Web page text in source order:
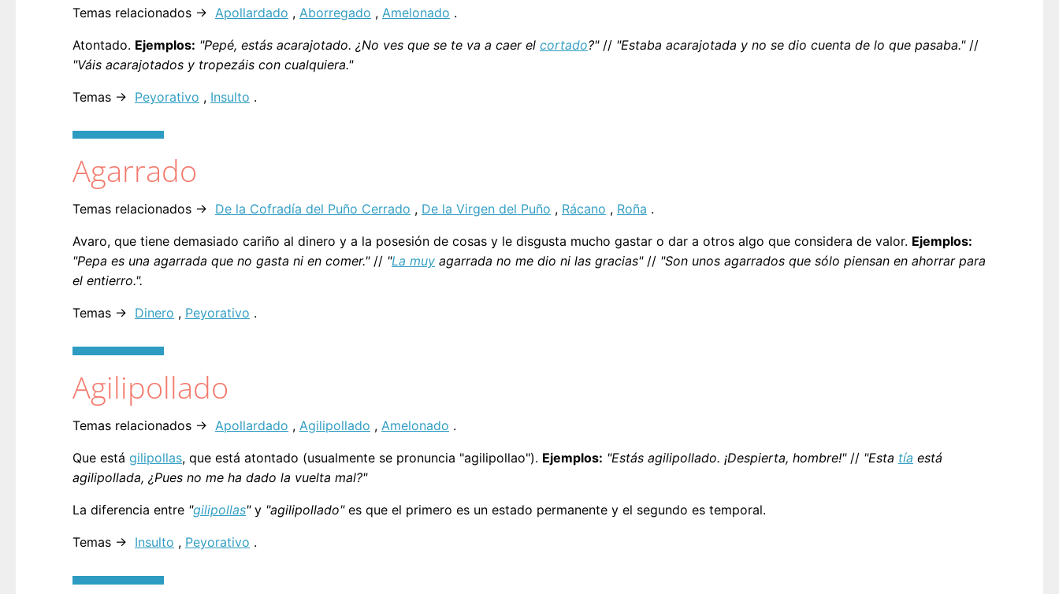
Temas relacionados → Apollardado , Aborregado , Amelonado .
Atontado. Ejemplos: "Pepé, estás acarajotado. ¿No ves que se te va a caer el cortado?"// "Estaba acarajotada y no se dio cuenta de lo que pasaba."//
"Váis acarajotados y tropezáis con cualquiera."
Temas → Peyorativo , Insulto .
Agarrado
Temas relacionados → De la Cofradía del Puño Cerrado , De la Virgen del Puño , Rácano , Roña .
Avaro, que tiene demasiado cariño al dinero y a la posesión de cosas y le disgusta mucho gastar o dar a otros algo que considera de valor. Ejemplos:
"Pepa es una agarrada que no gasta ni en comer."// "La muy agarrada no me dio ni las gracias"// "Son unos agarrados que sólo piensan en ahorrar para
el entierro.".
Temas → Dinero , Peyorativo .
Agilipollado
Temas relacionados → Apollardado , Agilipollado , Amelonado .
Que está gilipollas, que está atontado (usualmente se pronuncia "agilipollao"). Ejemplos: "Estás agilipollado. ¡Despierta, hombre!"// "Esta tía está
agilipollada, ¿Pues no me ha dado la vuelta mal?"
La diferencia entre "gilipollas"y "agilipollado"es que el primero es un estado permanente y el segundo es temporal.
Temas → Insulto , Peyorativo .